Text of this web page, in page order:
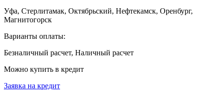
Уфа, Стерлитамак, Октябрьский, Нефтекамск, Оренбург,
Магнитогорск
Варианты оплаты:
Безналичный расчет, Наличный расчет
Можно купить в кредит
Заявка на кредит